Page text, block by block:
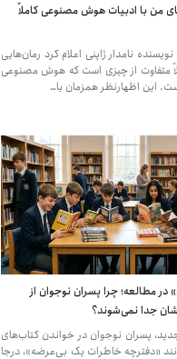
من با ادبیات هوش مصنوعی کاملاً
نامدار ژاپنی اعلام کرد رمان‌هایی
متفاوت از چیزی است که هوش مصنوعی
این اظهارنظر همزمان با…
در مطالعه؛ چرا پسران نوجوان از
جدا نمی‌شوند؟
پسران نوجوان در خواندن کتاب‌های
«دفترچه خاطرات یک بی‌عرضه»، درجا